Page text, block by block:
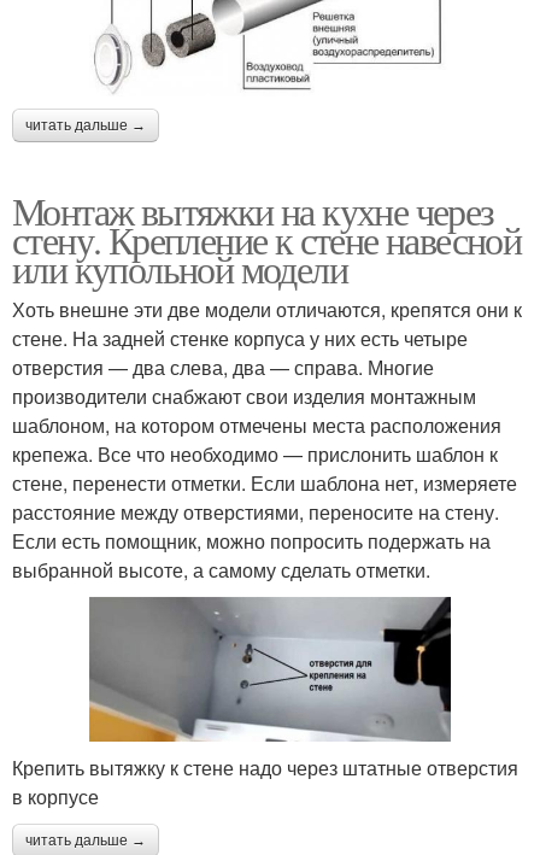
читать дальше →
Монтаж вытяжки на кухне через
стену. Крепление к стене навесной
или купольной модели
Хоть внешне эти две модели отличаются, крепятся они к
стене. На задней стенке корпуса у них есть четыре
отверстия — два слева, два — справа. Многие
производители снабжают свои изделия монтажным
шаблоном, на котором отмечены места расположения
крепежа. Все что необходимо — прислонить шаблон к
стене, перенести отметки. Если шаблона нет, измеряете
расстояние между отверстиями, переносите на стену.
Если есть помощник, можно попросить подержать на
выбранной высоте, а самому сделать отметки.
Крепить вытяжку к стене надо через штатные отверстия
в корпусе
читать дальше →